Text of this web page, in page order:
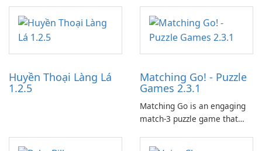
work through built-in brand
partnerships and integrated
tools for content distribution
and audience engagement.
Huyền Thoại Làng Lá
1.2.5
Matching Go! - Puzzle
Games 2.3.1
Matching Go is an engaging
match-3 puzzle game that
and her charming corgi,